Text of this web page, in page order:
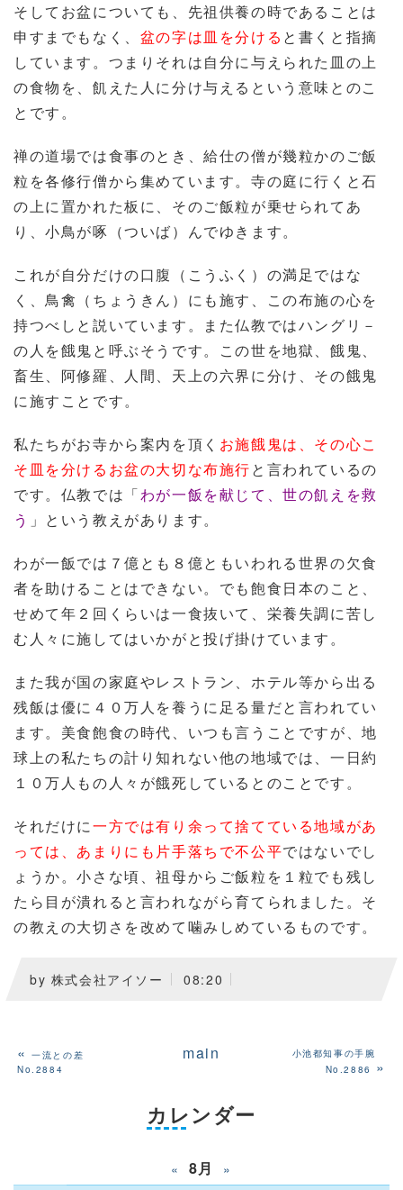
そしてお盆についても、先祖供養の時であることは
申すまでもなく、 盆の字は皿を分ける と書くと指摘
しています。つまりそれは自分に与えられた皿の上
の食物を、飢えた人に分け与えるという意味とのこ
とです。
禅の道場では食事のとき、給仕の僧が幾粒かのご飯
粒を各修行僧から集めています。寺の庭に行くと石
の上に置かれた板に、そのご飯粒が乗せられてあ
り、小鳥が啄（ついば）んでゆきます。
これが自分だけの口腹（こうふく）の満足ではな
く、鳥禽（ちょうきん）にも施す、この布施の心を
持つべしと説いています。また仏教ではハングリ－
の人を餓鬼と呼ぶそうです。この世を地獄、餓鬼、
畜生、阿修羅、人間、天上の六界に分け、その餓鬼
に施すことです。
私たちがお寺から案内を頂く お施餓鬼は、その心こ
そ皿を分けるお盆の大切な布施行と言われているの
です。仏教では「わが一飯を献じて、世の飢えを救
う 」という教えがあります。
わが一飯では７億とも８億ともいわれる世界の欠食
者を助けることはできない。でも飽食日本のこと、
せめて年２回くらいは一食抜いて、栄養失調に苦し
む人々に施してはいかがと投げ掛けています。
また我が国の家庭やレストラン、ホテル等から出る
残飯は優に４０万人を養うに足る量だと言われてい
ます。美食飽食の時代、いつも言うことですが、地
球上の私たちの計り知れない他の地域では、一日約
１０万人もの人々が餓死しているとのことです。
それだけに一方では有り余って捨てている地域があ
っては、あまりにも片手落ちで不公平ではないでし
ょうか。小さな頃、祖母からご飯粒を１粒でも残し
たら目が潰れると言われながら育てられました。そ
の教えの大切さを改めて噛みしめているものです。
by 株式会社アイソー 08:20
«一流との差
No.2884
main
小池都知事の手腕
No.2886
»
カレンダー
« 8月 »